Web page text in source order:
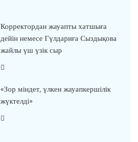
Корректордан жауапты хатшыға
дейін немесе Гүлдариға Сыздықова
жайлы үш үзік сыр
«Зор міндет, үлкен жауапкершілік
жүктелді»